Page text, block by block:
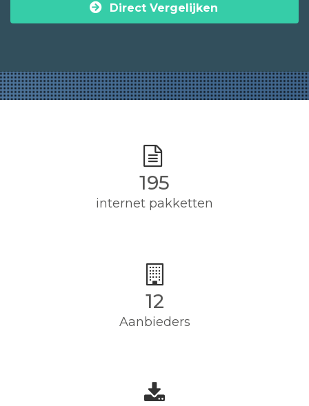
Direct Vergelijken
195
internet pakketten
12
Aanbieders